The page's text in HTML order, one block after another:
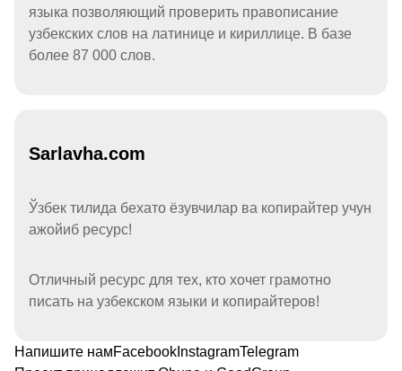
языка позволяющий проверить правописание
узбекских слов на латинице и кириллице. В базе
более 87 000 слов.
Sarlavha.com
Ўзбек тилида бехато ёзувчилар ва копирайтер учун
ажойиб ресурс!
Отличный ресурс для тех, кто хочет грамотно
писать на узбекском языки и копирайтеров!
Напишите намFacebook InstagramTelegram